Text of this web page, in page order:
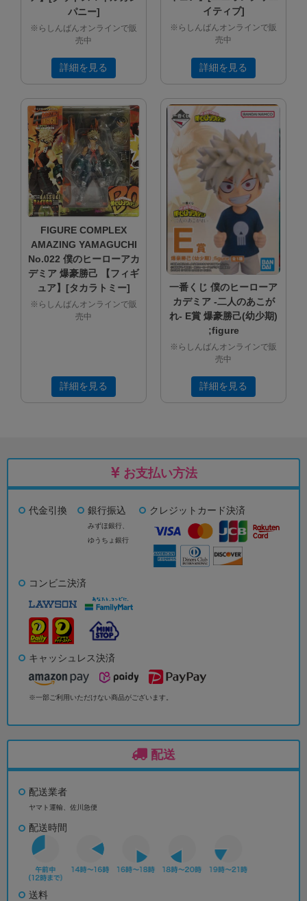
パニー]
※らしんばんオンラインで販
売中
詳細を見る
イティブ]
※らしんばんオンラインで販
売中
詳細を見る
FIGURE COMPLEX
AMAZING YAMAGUCHI
No.022 僕のヒーローアカ
デミア 爆豪勝己 【フィギ
ュア】[タカラトミー]
※らしんばんオンラインで販
売中
詳細を見る
一番くじ 僕のヒーローア
カデミア -二人のあこが
れ- E賞 爆豪勝己(幼少期)
;figure
※らしんばんオンラインで販
売中
詳細を見る
お支払い方法
代金引換 銀行振込
みずほ銀行、
ゆうちょ銀行
クレジットカード決済
コンビニ決済
キャッシュレス決済
※一部ご利用いただけない商品がございます。
配送
配送業者
ヤマト運輸、佐川急便
配送時間
送料